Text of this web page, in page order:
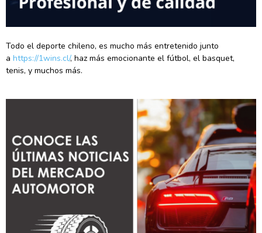
Todo el deporte chileno, es mucho más entretenido junto
a https://1wins.cl/, haz más emocionante el fútbol, el basquet,
tenis, y muchos más.